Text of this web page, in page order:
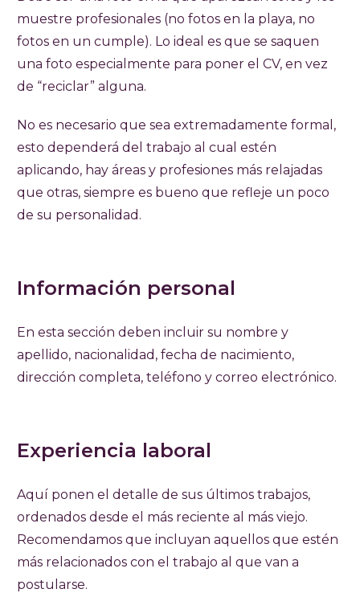
muestre profesionales (no fotos en la playa, no
fotos en un cumple). Lo ideal es que se saquen
una foto especialmente para poner el CV, en vez
de “reciclar” alguna.
No es necesario que sea extremadamente formal,
esto dependerá del trabajo al cual estén
aplicando, hay áreas y profesiones más relajadas
que otras, siempre es bueno que refleje un poco
de su personalidad.
Información personal
En esta sección deben incluir su nombre y
apellido, nacionalidad, fecha de nacimiento,
dirección completa, teléfono y correo electrónico.
Experiencia laboral
Aquí ponen el detalle de sus últimos trabajos,
ordenados desde el más reciente al más viejo.
Recomendamos que incluyan aquellos que estén
más relacionados con el trabajo al que van a
postularse.